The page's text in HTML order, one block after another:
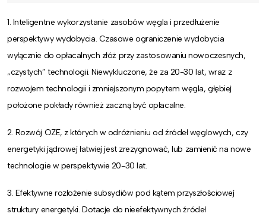
1. Inteligentne wykorzystanie zasobów węgla i przedłużenie
perspektywy wydobycia. Czasowe ograniczenie wydobycia
wyłącznie do opłacalnych złóż przy zastosowaniu nowoczesnych,
„czystych” technologii. Niewykluczone, że za 20-30 lat, wraz z
rozwojem technologii i zmniejszonym popytem węgla, głębiej
położone pokłady również zaczną być opłacalne.
2. Rozwój OZE, z których w odróżnieniu od źródeł węglowych, czy
energetyki jądrowej łatwiej jest zrezygnować, lub zamienić na nowe
technologie w perspektywie 20-30 lat.
3. Efektywne rozłożenie subsydiów pod kątem przyszłościowej
struktury energetyki. Dotacje do nieefektywnych źródeł